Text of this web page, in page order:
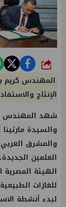
شارك
المهندس كريم
الإنتاج
شهد المهندس
والسيدة
والمشرق العربي
العلمين
الهيئة المصرية
للغازات
لبدء أنشطة